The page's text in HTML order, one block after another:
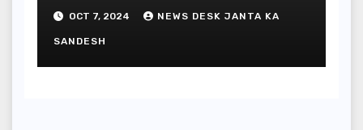
OCT 7, 2024 NEWS DESK JANTA KA
SANDESH